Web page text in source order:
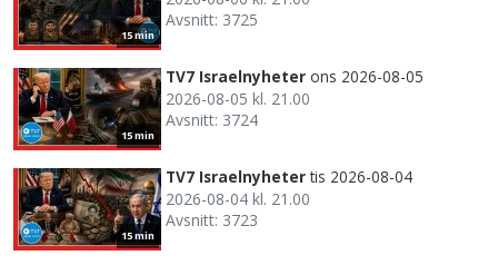
15 min
Avsnitt: 3725
15 min
TV7 Israelnyheter ons 2026-08-05
2026-08-05 kl. 21.00
Avsnitt: 3724
15 min
TV7 Israelnyheter tis 2026-08-04
2026-08-04 kl. 21.00
Avsnitt: 3723